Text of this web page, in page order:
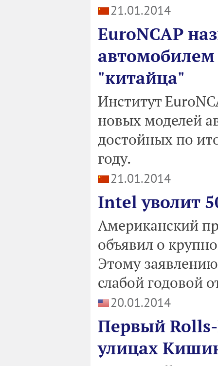
21.01.2014
EuroNCAP
"китайца"
Институт
новых моделей
достойных по
году.
21.01.2014
Intel уволит
Американский
объявил о
Этому
слабой годовой
20.01.2014
Первый Rolls-
улицах